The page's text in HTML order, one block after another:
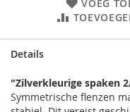
VOEG
Details
"Zilverkleurige spaken
Symmetrische flenzen